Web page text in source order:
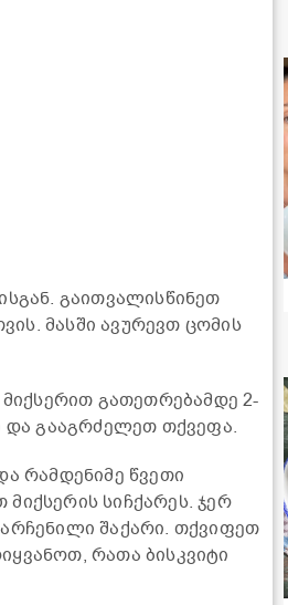
გაითვალისწინეთ
მასში ავურევთ ცომის
გათეთრებამდე 2-
და გააგრძელეთ თქვეფა.
რამდენიმე წვეთი
სიჩქარეს. ჯერ
შაქარი. თქვიფეთ
რათა ბისკვიტი